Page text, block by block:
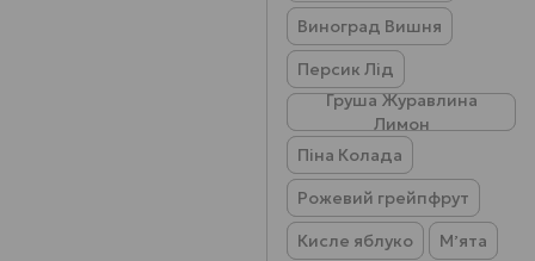
Виноград Вишня
Персик Лід
Груша Журавлина
Лимон
Піна Колада
Рожевий грейпфрут
Кисле яблуко
Мʼята